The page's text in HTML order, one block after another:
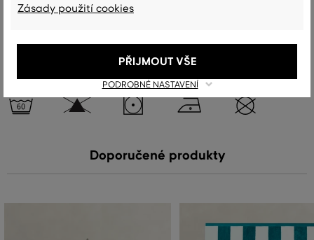
Péče
SUŠENÍ ŽEHLENÍ
Doporučené produkty
Zásady použití cookies
PODROBNÉ NASTAVENÍ
PŘIJMOUT VŠE